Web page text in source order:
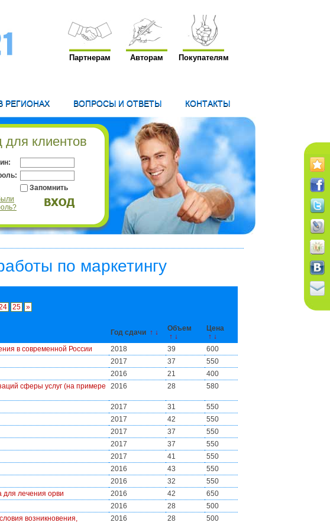
Партнерам Авторам Покупателям
РЕГИОНАХ ВОПРОСЫ И ОТВЕТЫ КОНТАКТЫ
для клиентов
Запомнить
по маркетингу
25 »
Год сдачи ↑ ↓
Объем
↑ ↓
Цена
↑ ↓
в современной России 2018 39
600
2017 37
550
2016 21
400
сферы услуг (на примере
2016 28 580
2017 31
550
2017 42
550
2017 37
550
2017 37
550
2017 41
550
2016 43
550
2016 32
550
для лечения орви 2016 42
650
2016 28
500
возникновения,
2016 28 500